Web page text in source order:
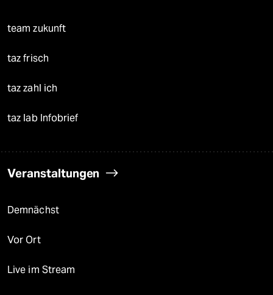
team zukunft
taz frisch
taz zahl ich
taz lab Infobrief
Veranstaltungen
Demnächst
Vor Ort
Live im Stream